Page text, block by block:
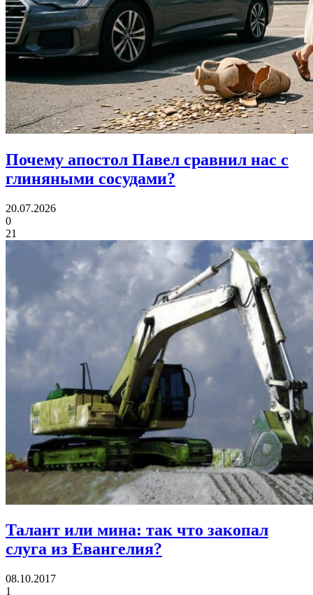
Почему апостол Павел сравнил нас с
глиняными сосудами?
20.07.2026
0
21
Талант или мина: так что закопал
слуга из Евангелия?
08.10.2017
1